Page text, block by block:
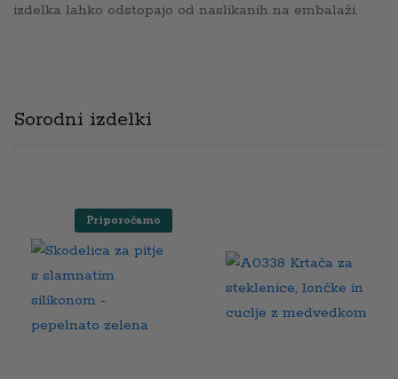
izdelka lahko odstopajo od naslikanih na embalaži.
Sorodni izdelki
Priporočamo